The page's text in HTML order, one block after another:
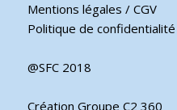
Mentions légales / CGV
Politique de confidentialité
@SFC 2018
Création Groupe C2 360